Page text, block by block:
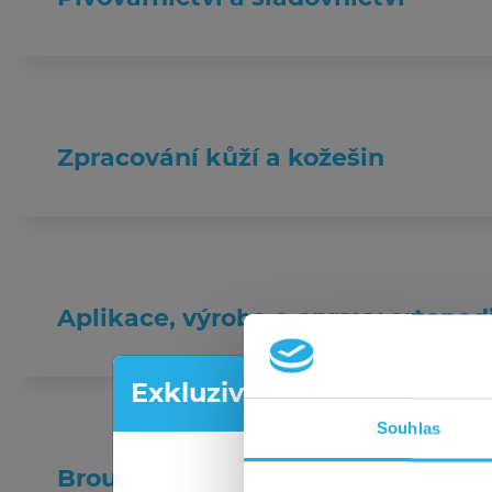
Souhlas
Zpracování kůží a kožešin
Aplikace, výroba a opravy
Broušení a leptání skla
Exkluzivní akce pro nové